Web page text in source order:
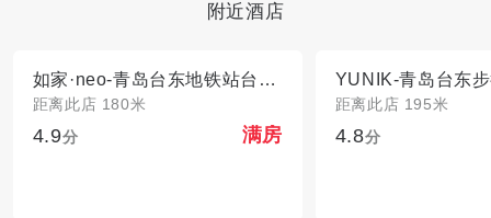
附近酒店
如家·neo-青岛台东地铁站台东步行街店
距离此店 180米
4.9分 满房
距离此店 195米
4.8分